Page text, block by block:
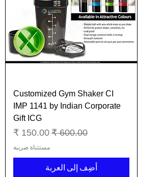
Customized Gym Shaker CI
IMP 1141 by Indian Corporate
Gift ICG
سعر عاديسعر البيع
مستثناة ضريبة
أضِف إلى العربة